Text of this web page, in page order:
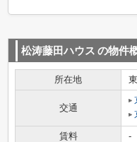
松涛藤田ハウス の物件
所在地
交通
賃料
-